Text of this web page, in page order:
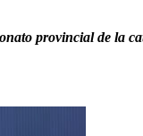
provincial de la